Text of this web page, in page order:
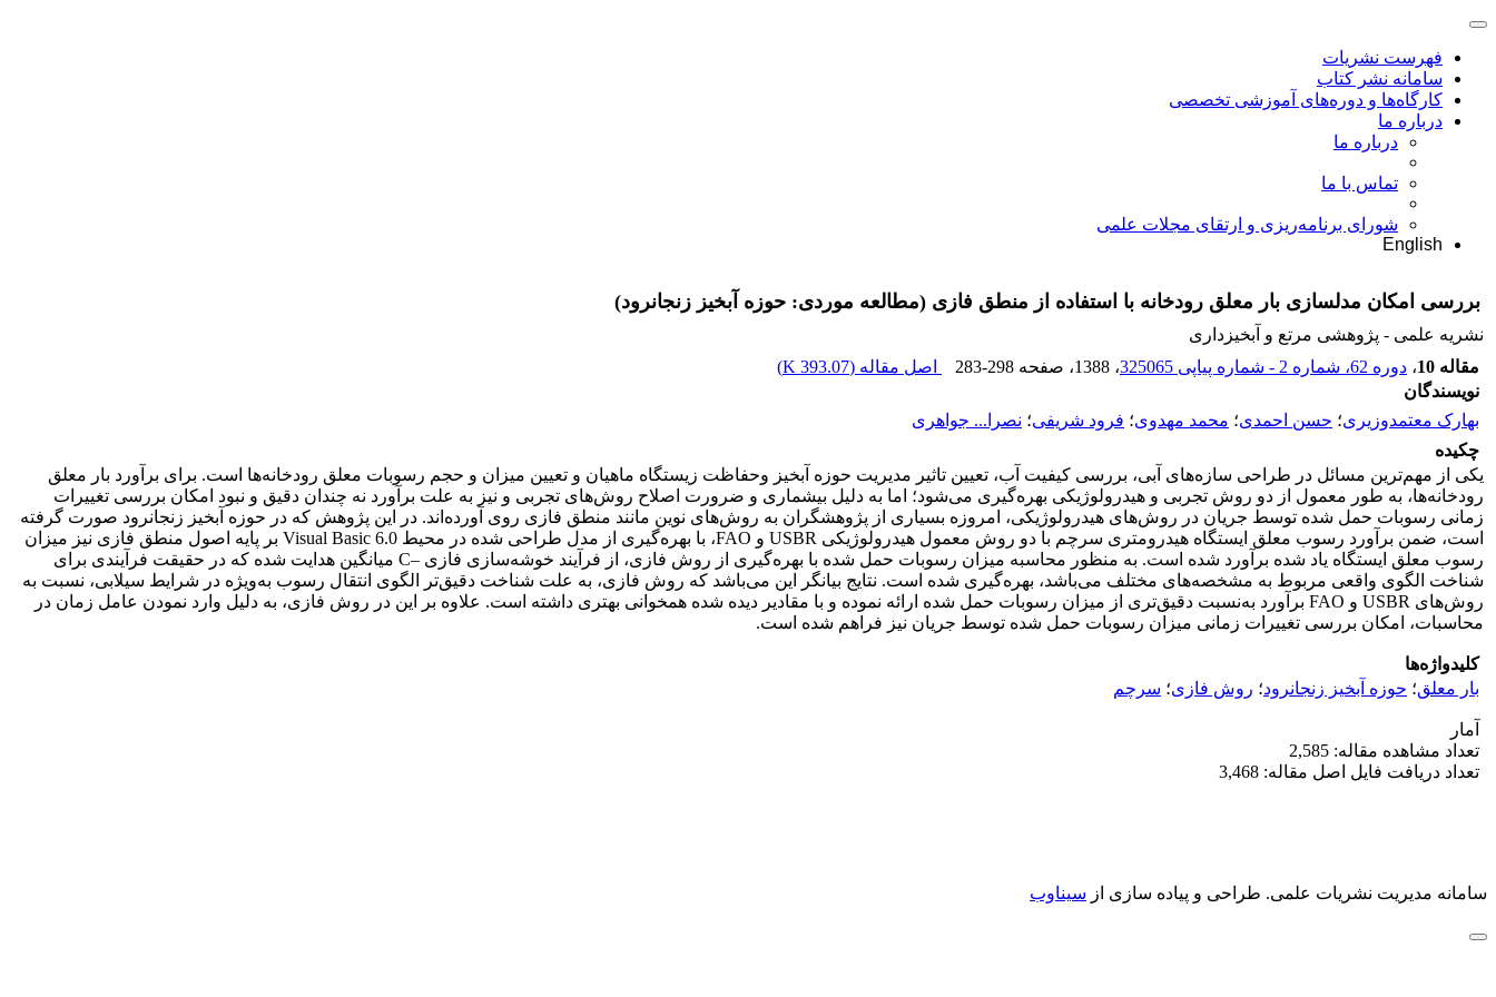
فهرست نشریات
سامانه نشر کتاب
کارگاه‌ها و دوره‌های آموزشی تخصصی
درباره ما
درباره ما
تماس با ما
شورای برنامه‌ریزی و ارتقای مجلات علمی
English
بررسی امکان مدلسازی بار معلق رودخانه با استفاده از منطق فازی (مطالعه موردی: حوزه آبخیز زنجانرود)
نشریه علمی - پژوهشی مرتع و آبخیزداری
مقاله 10
، دوره 62، شماره 2 - شماره پیاپی 325065 ، 1388 ، صفحه 283-298 اصل مقاله (393.07 K
)
نویسندگان
بهارک معتمدوزیری؛ حسن احمدی؛ محمد مهدوی؛ فرود شریفی؛ نصرا... جواهری
چکیده
یکی از مهم‌ترین مسائل در طراحی سازه‌های آبی، بررسی کیفیت آب، تعیین تاثیر مدیریت حوزه آبخیز وحفاظت زیستگاه ماهیان و تعیین میزان و حجم رسوبات معلق رودخانه‌ها است. برای برآورد بار معلق
رودخانه‌ها، به طور معمول از دو روش تجربی و هیدرولوژیکی بهره‌گیری می‌شود؛ اما به دلیل بیشماری و ضرورت اصلاح روش‌های تجربی و نیز به علت برآورد نه چندان دقیق و نبود امکان بررسی تغییرات
زمانی رسوبات حمل شده توسط جریان در روش‌های هیدرولوژیکی، امروزه بسیاری از پژوهشگران به روش‌های نوین مانند منطق فازی روی آورده‌اند. در این پژوهش که در حوزه آبخیز زنجانرود صورت گرفته
است، ضمن برآورد رسوب معلق ایستگاه هیدرومتری سرچم با دو روش معمول هیدرولوژیکی USBR و FAO، با بهره‌گیری از مدل طراحی شده در محیط Visual Basic 6.0 بر پایه اصول منطق فازی نیز میزان
رسوب معلق ایستگاه یاد شده برآورد شده است. به منظور محاسبه میزان رسوبات حمل شده با بهره‌گیری از روش فازی، از فرآیند خوشه‌سازی فازی –C میانگین هدایت شده که در حقیقت فرآیندی برای
شناخت الگوی واقعی مربوط به مشخصه‌های مختلف می‌باشد، بهره‌گیری شده است. نتایج بیانگر این می‌باشد که روش فازی، به علت شناخت دقیق‌تر الگوی انتقال رسوب به‌ویژه در شرایط سیلابی، نسبت به
روش‌های USBR و FAO برآورد به‌نسبت دقیق‌تری از میزان رسوبات حمل شده ارائه نموده و با مقادیر دیده شده همخوانی بهتری داشته است. علاوه بر این در روش فازی، به دلیل وارد نمودن عامل زمان در
محاسبات، امکان بررسی تغییرات زمانی میزان رسوبات حمل شده توسط جریان نیز فراهم شده است.
کلیدواژه‌ها
بار معلق؛ حوزه آبخیز زنجانرود؛ روش فازی؛ سرچم
آمار
تعداد مشاهده مقاله: 2,585
تعداد دریافت فایل اصل مقاله: 3,468
سامانه مدیریت نشریات علمی. طراحی و پیاده سازی از سیناوب